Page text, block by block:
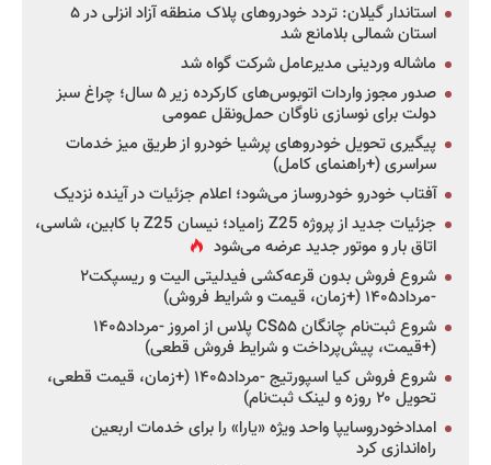
استاندار گیلان: تردد خودروهای پلاک منطقه آزاد انزلی در ۵
استان شمالی بلامانع شد
ماشاله وردینی مدیرعامل شرکت گواه شد
صدور مجوز واردات اتوبوس‌های کارکرده زیر ۵ سال؛ چراغ سبز
دولت برای نوسازی ناوگان حمل‌ونقل عمومی
پیگیری تحویل خودروهای پرشیا خودرو از طریق میز خدمات
سراسری (+راهنمای کامل)
آفتاب خودرو خودروساز می‌شود؛ اعلام جزئیات در آینده نزدیک
جزئیات جدید از پروژه Z25 زامیاد؛ نیسان Z25 با کابین، شاسی،
اتاق بار و موتور جدید عرضه می‌شود
شروع فروش بدون قرعه‌کشی فیدلیتی الیت و ریسپکت۲
-مرداد۱۴۰۵ (+زمان، قیمت و شرایط فروش)
شروع ثبت‌نام چانگان CS۵۵ پلاس از امروز -مرداد۱۴۰۵
(+قیمت، پیش‌پرداخت و شرایط فروش قطعی)
شروع فروش کیا اسپورتیج -مرداد۱۴۰۵ (+زمان، قیمت قطعی،
تحویل ۲۰ روزه و لینک ثبت‌نام)
امدادخودروسایپا واحد ویژه «یارا» را برای خدمات اربعین
راه‌اندازی کرد